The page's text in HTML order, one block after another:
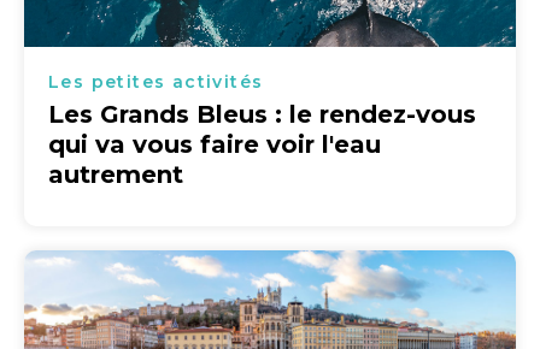
Les petites activités
Les Grands Bleus : le rendez-vous
qui va vous faire voir l'eau
autrement